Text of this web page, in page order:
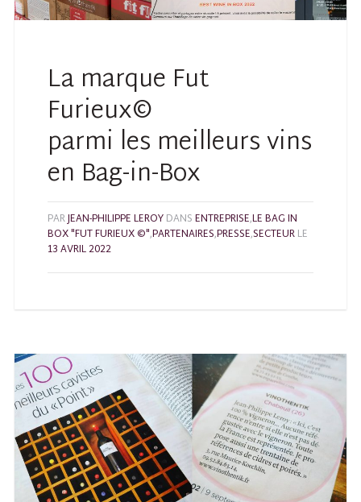
La marque Fut
Furieux©
parmi les meilleurs vins
en Bag-in-Box
PARJEAN-PHILIPPE LEROYDANSENTREPRISE,LE BAG IN
BOX "FUT FURIEUX ©",PARTENAIRES,PRESSE,SECTEURLE
13 AVRIL 2022